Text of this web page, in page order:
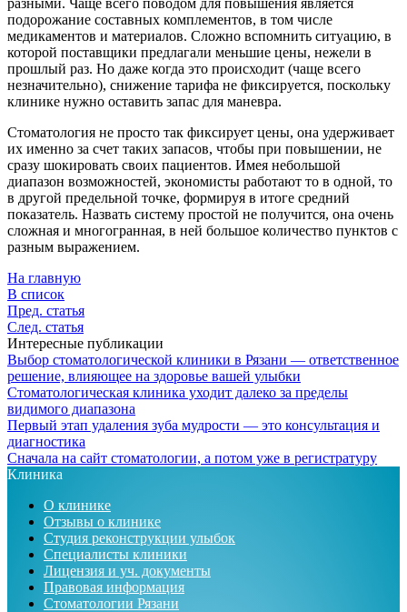
подорожание составных комплементов, в том числе
медикаментов и материалов. Сложно вспомнить ситуацию, в
которой поставщики предлагали меньшие цены, нежели в
прошлый раз. Но даже когда это происходит (чаще всего
незначительно), снижение тарифа не фиксируется, поскольку
клинике нужно оставить запас для маневра.
Стоматология не просто так фиксирует цены, она удерживает
их именно за счет таких запасов, чтобы при повышении, не
сразу шокировать своих пациентов. Имея небольшой
диапазон возможностей, экономисты работают то в одной, то
в другой предельной точке, формируя в итоге средний
показатель. Назвать систему простой не получится, она очень
сложная и многогранная, в ней большое количество пунктов с
разным выражением.
На главную
В список
Пред. статья
След. статья
Интересные публикации
Выбор стоматологической клиники в Рязани — ответственное
решение, влияющее на здоровье вашей улыбки
Стоматологическая клиника уходит далеко за пределы
видимого диапазона
Первый этап удаления зуба мудрости — это консультация и
диагностика
Сначала на сайт стоматологии, а потом уже в регистратуру
Клиника
О клинике
Отзывы о клинике
Студия реконструкции улыбок
Специалисты клиники
Лицензия и уч. документы
Правовая информация
Стоматологии Рязани